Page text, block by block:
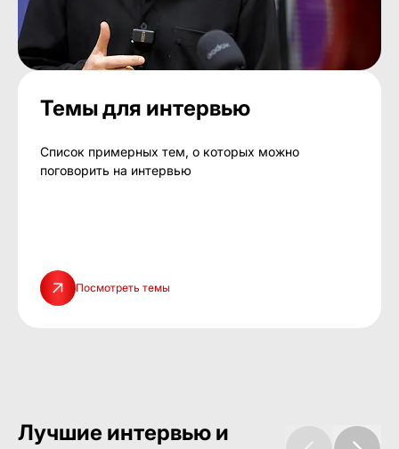
Темы для интервью
Список примерных тем, о которых можно
поговорить на интервью
Посмотреть темы
Лучшие интервью и